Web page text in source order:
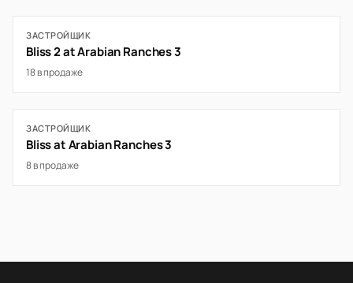
ЗАСТРОЙЩИК
Bliss 2 at Arabian Ranches 3
18 в продаже
ЗАСТРОЙЩИК
Bliss at Arabian Ranches 3
8 в продаже